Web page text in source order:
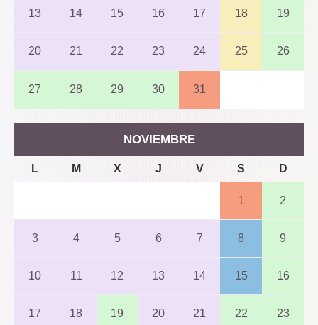
13 14 15 16 17 18 19
20 21 22 23 24 25 26
27 28 29 30 31
NOVIEMBRE
L M X J V S D
1 2
3 4 5 6 7 8 9
10 11 12 13 14 15 16
17 18 19 20 21 22 23